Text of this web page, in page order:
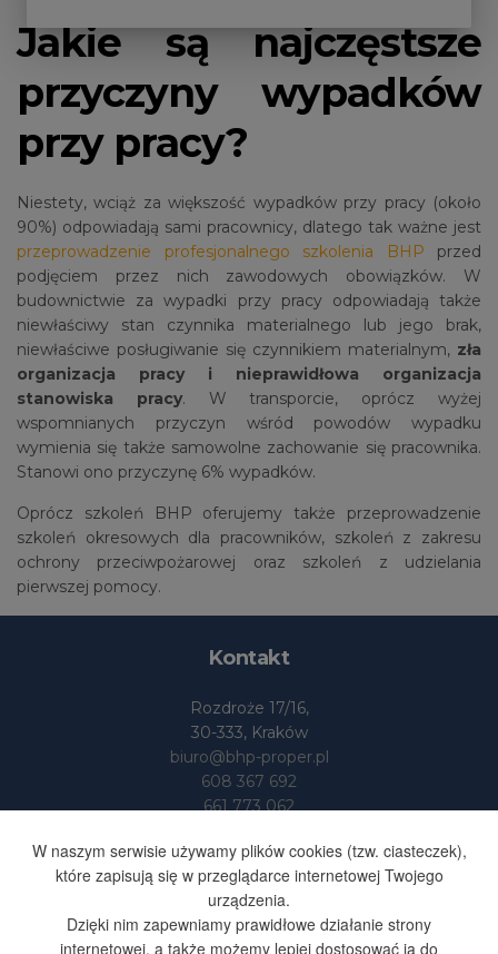
Jakie sąnajczęstsze
przyczyny wypadków
przy pracy?
Niestety, wciąż za większość wypadków przy pracy (około
90%) odpowiadają sami pracownicy, dlatego tak ważne jest
przeprowadzenie profesjonalnego szkolenia BHP przed
podjęciem przez nich zawodowych obowiązków. W
budownictwie za wypadki przy pracy odpowiadają także
niewłaściwy stan czynnika materialnego lub jego brak,
niewłaściwe posługiwanie się czynnikiem materialnym, zła
organizacja pracy i nieprawidłowa organizacja
stanowiska pracy. W transporcie, oprócz wyżej
wspomnianych przyczyn wśród powodów wypadku
wymienia się także samowolne zachowanie się pracownika.
Stanowi ono przyczynę 6% wypadków.
Oprócz szkoleń BHP oferujemy także przeprowadzenie
szkoleń okresowych dla pracowników, szkoleń z zakresu
ochrony przeciwpożarowej oraz szkoleń z udzielania
pierwszej pomocy.
Kontakt
Rozdroże 17/16,
30-333, Kraków
biuro@bhp-proper.pl
608 367 692
661 773 062
Dane
BHP-PROPER S.SUFA I S-KA
SPÓŁKA JAWNA
NIP 676 251 48 35
W naszym serwisie używamy plików cookies (tzw. ciasteczek),
które zapisują się w przeglądarce internetowej Twojego
urządzenia.
Dzięki nim zapewniamy prawidłowe działanie strony
internetowej, a także możemy lepiej dostosować ją do